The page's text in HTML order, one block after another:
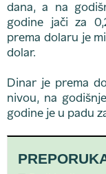
dana, a na
godine jači za
prema dolaru je
dolar.
Dinar je prema
nivou, na
godine je u padu